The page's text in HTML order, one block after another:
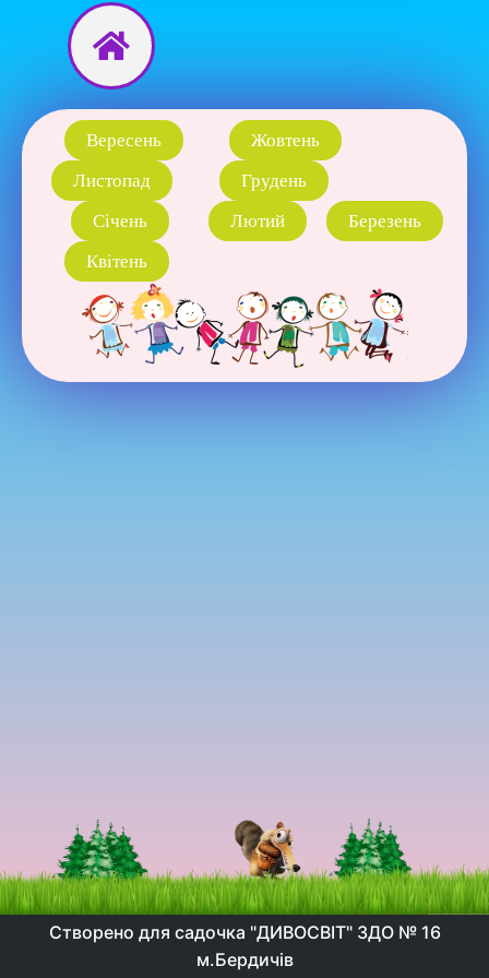
Перейти
Вересень
Жовтень
Листопад
Грудень
Січень
Лютий
Березень
Квітень
Створено для садочка "ДИВОСВІТ" ЗДО № 16
м.Бердичів